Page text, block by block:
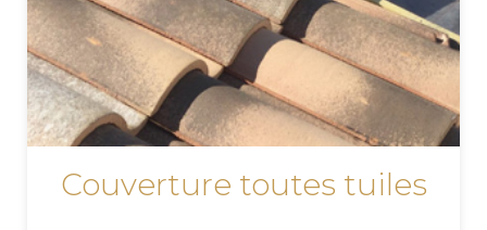
Couverture toutes tuiles